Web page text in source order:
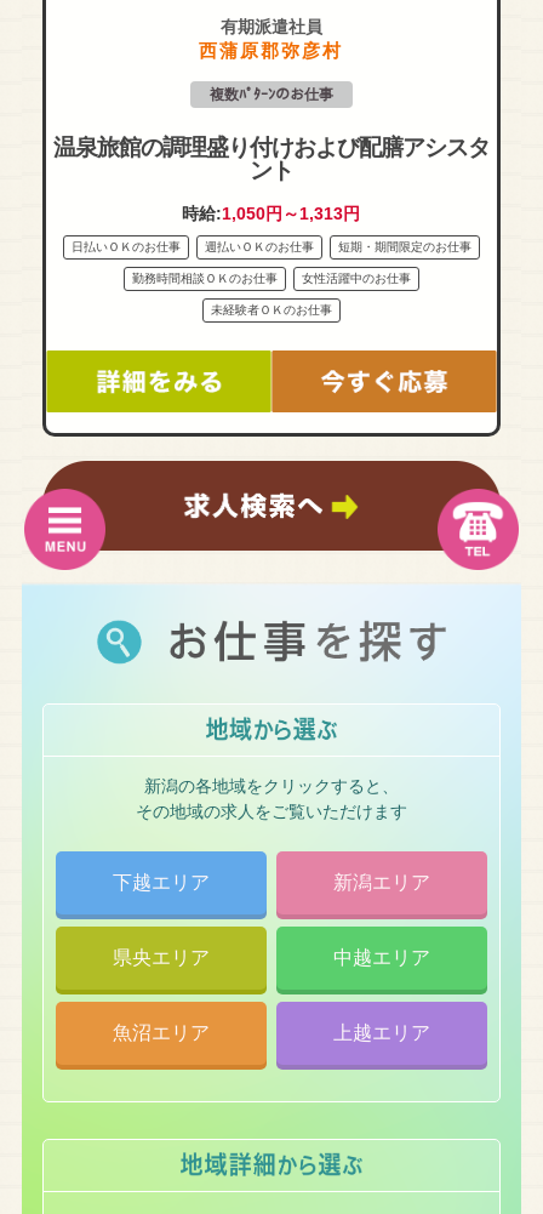
有期派遣社員
西蒲原郡弥彦村
複数ﾊﾟﾀｰﾝのお仕事
温泉旅館の調理盛り付けおよび配膳アシスタ
ント
時給:1,050円～1,313円
日払いＯＫのお仕事 週払いＯＫのお仕事 短期・期間限定のお仕事
勤務時間相談ＯＫのお仕事 女性活躍中のお仕事
未経験者ＯＫのお仕事
新潟の各地域をクリックすると、
その地域の求人をご覧いただけます
下越エリア 新潟エリア
県央エリア 中越エリア
魚沼エリア 上越エリア